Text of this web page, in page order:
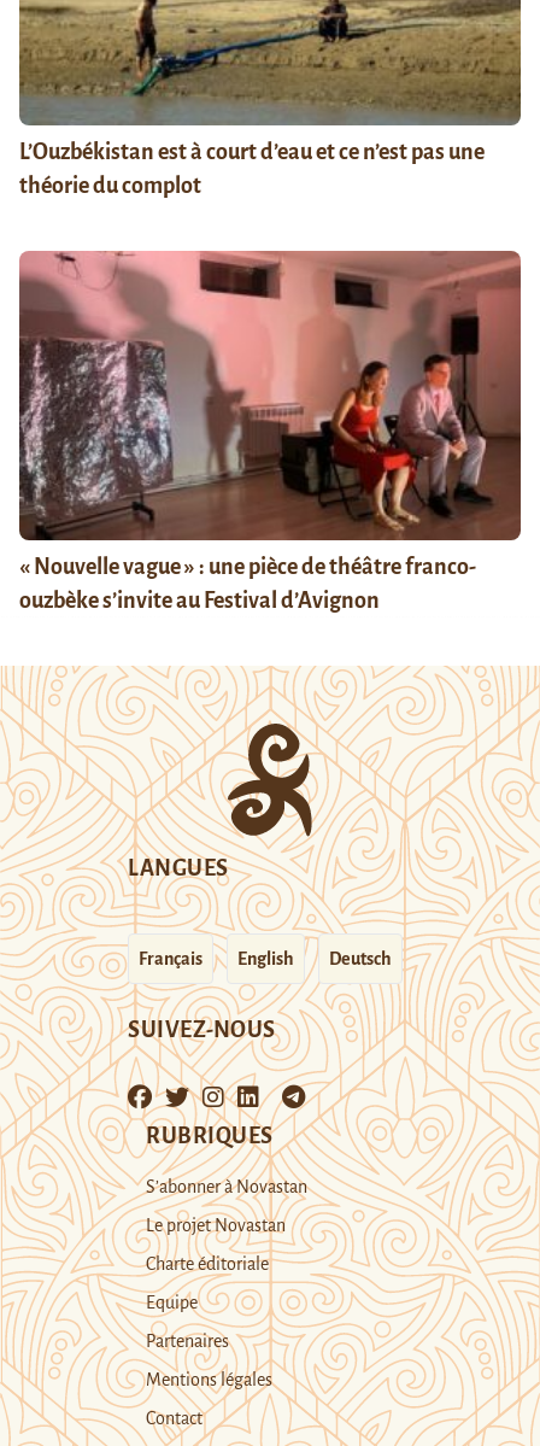
L’Ouzbékistan est à court d’eau et ce n’est pas une
théorie du complot
« Nouvelle vague » : une pièce de théâtre franco-
ouzbèke s’invite au Festival d’Avignon
LANGUES
Français English Deutsch
SUIVEZ-NOUS
RUBRIQUES
S’abonner à Novastan
Le projet Novastan
Charte éditoriale
Equipe
Partenaires
Mentions légales
Contact